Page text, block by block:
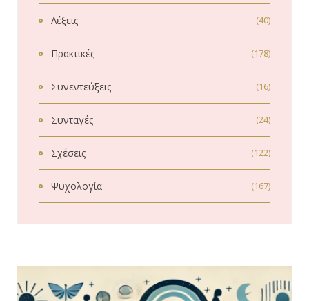
Λέξεις (40)
Πρακτικές (178)
Συνεντεύξεις (16)
Συνταγές (24)
Σχέσεις (122)
Ψυχολογία (167)